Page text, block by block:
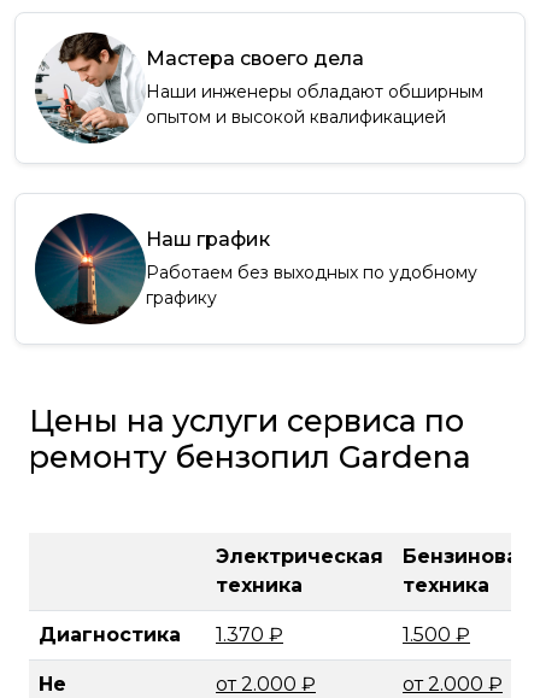
Мастера своего дела
Наши инженеры обладают обширным
опытом и высокой квалификацией
Наш график
Работаем без выходных по удобному
графику
Цены на услуги сервиса по
ремонту бензопил Gardena
Электрическая
техника
Бензиновая
техника
Диагностика 1.370 ₽ 1.500 ₽
Не
от 2.000 ₽ от 2.000 ₽